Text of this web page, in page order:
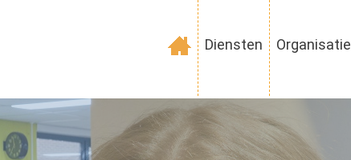
Diensten Organisatie